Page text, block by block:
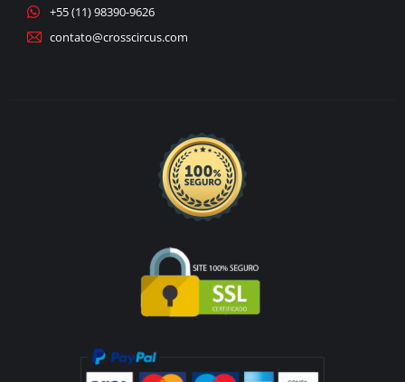
+55 (11) 98390-9626
contato@crosscircus.com